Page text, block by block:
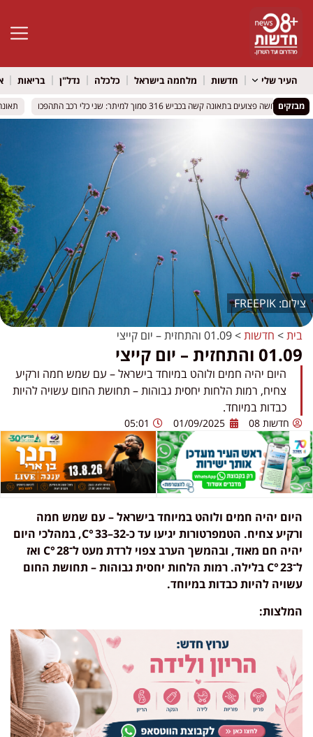
פתח
העיר שלי חדשות מלחמה בישראל כלכלה נדל"ן בריאות
מבזקים
ושלושה פצועים בתאונה קשה בכביש 316 סמוך למיתר: שני כלי רכב התהפכו תאונה קשה ושלושה פצועים בתאונה קשה בכביש 316 סמוך למיתר: שני כלי רכב התהפכו תאונה קשה
FREEPIK
בית> חדשות>01.09 והתחזית – יום קייצי
01.09 והתחזית – יום קייצי
היום יהיה חמים ולוהט במיוחד בישראל – עם שמש חמה ורקיע
צחיח, רמות הלחות יחסית גבוהות – תחושת החום עשויה להיות
כבדות במיוחד.
חדשות 08 01/09/2025
05:01
היום יהיה חמים ולוהט במיוחד בישראל – עם שמש חמה
ורקיע צחיח. הטמפרטורות יגיעו עד כ-32–33 °C, במהלכי היום
יהיה חם מאוד, ובהמשך הערב צפוי לרדת מעט ל־28 °C ואז
ל־23 °C בלילה. רמות הלחות יחסית גבוהות – תחושת החום
עשויה להיות כבדות במיוחד.
המלצות: